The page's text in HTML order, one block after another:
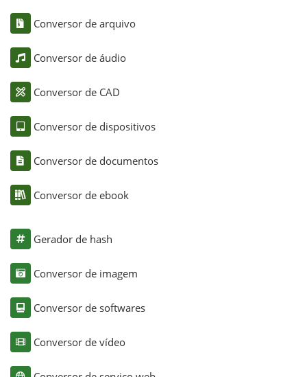
Conversor de arquivo
Conversor de áudio
Conversor de CAD
Conversor de dispositivos
Conversor de documentos
Conversor de ebook
Gerador de hash
Conversor de imagem
Conversor de softwares
Conversor de vídeo